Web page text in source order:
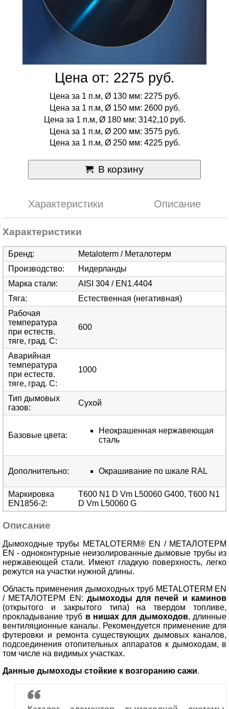
Цена от: 2275 руб.
Цена за 1 п.м, Ø 130 мм: 2275 руб.
Цена за 1 п.м, Ø 150 мм: 2600 руб.
Цена за 1 п.м, Ø 180 мм: 3142,10 руб.
Цена за 1 п.м, Ø 200 мм: 3575 руб.
Цена за 1 п.м, Ø 250 мм: 4225 руб.
В корзину
Характеристики Описание
Характеристики
Бренд:
Metaloterm / Металотерм
Производство:
Нидерланды
Марка стали:
AISI 304 / EN1.4404
Тяга:
Естественная (негативная)
Рабочая
температура
при естеств.
тяге, град. С:
600
Аварийная
температура
при естеств.
тяге, град. С:
1000
Тип дымовых
газов:
Сухой
Базовые цвета:
Неокрашенная нержавеющая
сталь
Дополнительно: Окрашивание по шкале RAL
Маркировка
EN1856-2:
T600 N1 D Vm L50060 G400, T600 N1
D Vm L50060 G
Описание
Дымоходные трубы METALOTERM® EN / МЕТАЛОТЕРМ
EN - одноконтурные неизолированные дымовые трубы из
нержавеющей стали. Имеют гладкую поверхность, легко
режутся на участки нужной длины.
Область применения дымоходных труб METALOTERM EN
/ МЕТАЛОТЕРМ EN: дымоходы для печей и каминов
(открытого и закрытого типа) на твердом топливе,
прокладывание труб в нишах для дымоходов, длинные
вентиляционные каналы. Рекомендуется применение для
футеровки и ремонта существующих дымовых каналов,
подсоединения отопительных аппаратов к дымоходам, в
том числе на видимых участках.
Данные дымоходы стойкие к возгоранию сажи.